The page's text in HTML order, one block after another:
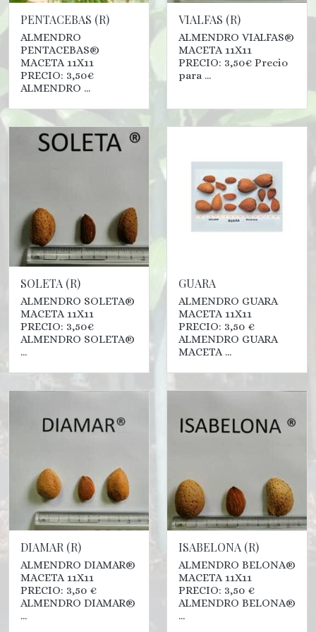
PENTACEBAS (R)
ALMENDRO
PENTACEBAS®
MACETA 11X11
PRECIO: 3,50€
ALMENDRO ...
VIALFAS (R)
ALMENDRO VIALFAS®
MACETA 11X11
PRECIO: 3,50€ Precio
para ...
SOLETA (R)
ALMENDRO SOLETA®
MACETA 11X11
PRECIO: 3,50€
ALMENDRO SOLETA®
...
GUARA
ALMENDRO GUARA
MACETA 11X11
PRECIO: 3,50 €
ALMENDRO GUARA
MACETA ...
DIAMAR (R)
ALMENDRO DIAMAR®
MACETA 11X11
PRECIO: 3,50 €
ALMENDRO DIAMAR®
...
ISABELONA (R)
ALMENDRO BELONA®
MACETA 11X11
PRECIO: 3,50 €
ALMENDRO BELONA®
...